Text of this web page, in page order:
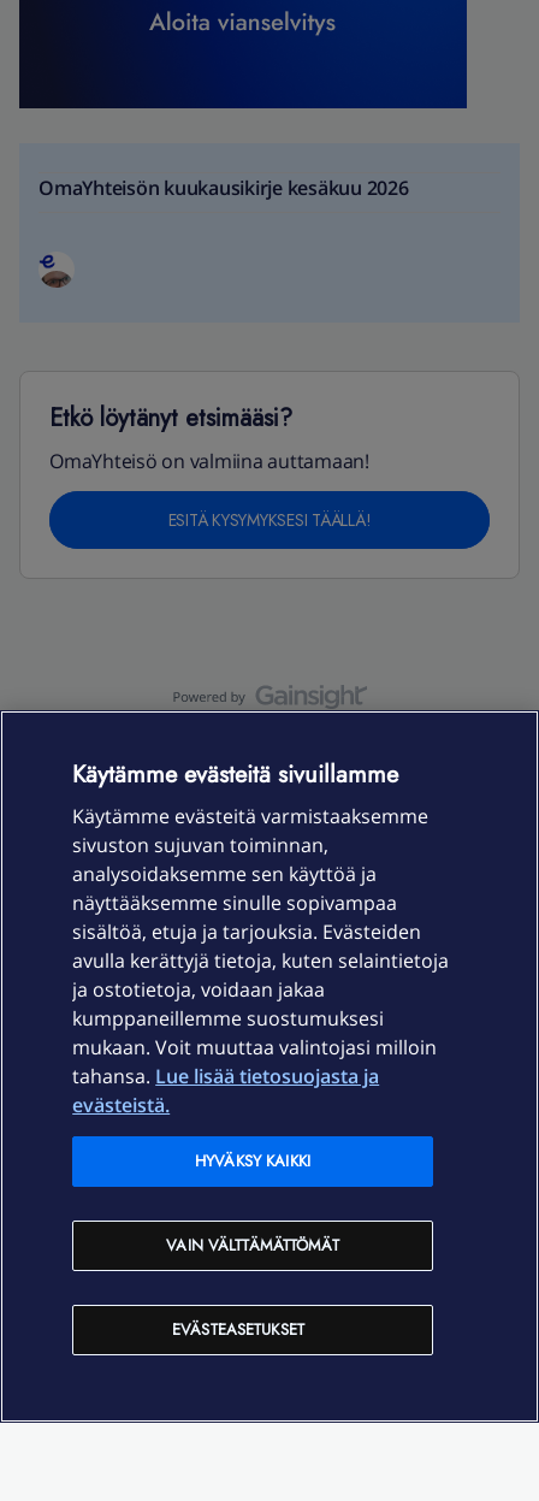
OmaYhteisön kuukausikirje kesäkuu 2026
Etkö löytänyt etsimääsi?
OmaYhteisö on valmiina auttamaan!
ESITÄ KYSYMYKSESI TÄÄLLÄ!
Laitteet & liittymät
Palvelut
Ajankohtaista
Elisa Oyj
In English
Käytämme evästeitä sivuillamme
Käytämme evästeitä varmistaaksemme
sivuston sujuvan toiminnan,
analysoidaksemme sen käyttöä ja
näyttääksemme sinulle sopivampaa
sisältöä, etuja ja tarjouksia. Evästeiden
avulla kerättyjä tietoja, kuten selaintietoja
ja ostotietoja, voidaan jakaa
kumppaneillemme suostumuksesi
mukaan. Voit muuttaa valintojasi milloin
tahansa. Lue lisää tietosuojasta ja
evästeistä.
EVÄSTEASETUKSET
VAIN VÄLTTÄMÄTTÖMÄT
HYVÄKSY KAIKKI